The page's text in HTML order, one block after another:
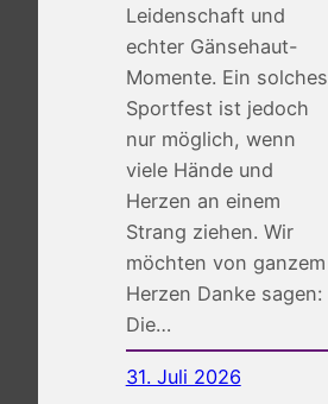
Leidenschaft und
echter Gänsehaut-
Momente. Ein solches
Sportfest ist jedoch
nur möglich, wenn
viele Hände und
Herzen an einem
Strang ziehen. Wir
möchten von ganzem
Herzen Danke sagen:
Die…
31. Juli 2026